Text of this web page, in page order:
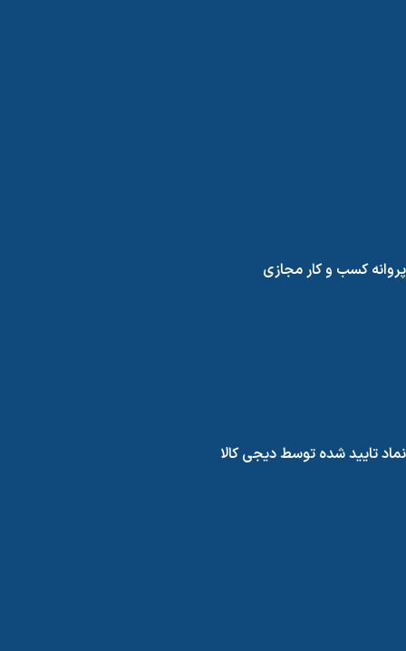
پروانه کسب و کار مجازی
نماد تایید شده توسط دیجی کالا